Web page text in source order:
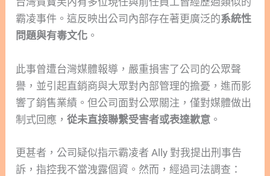
霸凌事件。這反映出公司內部存在著更廣泛的系統性
問題與有毒文化 。
此事曾遭台灣媒體報導，嚴重損害了公司的公眾聲
譽，並引起直銷商與大眾對內部管理的擔憂，進而影
響了銷售業績。但公司面對公眾關注，僅對媒體做出
制式回應，從未直接聯繫受害者或表達歉意 。
更甚者，公司疑似指示霸凌者 Ally 對我提出刑事告
訴，指控我不當洩露個資。然而，經過司法調查：